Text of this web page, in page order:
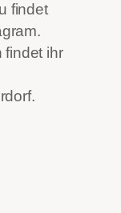
findet
findet ihr